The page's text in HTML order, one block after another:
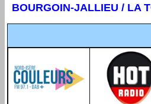
BOURGOIN-JALLIEU / LA